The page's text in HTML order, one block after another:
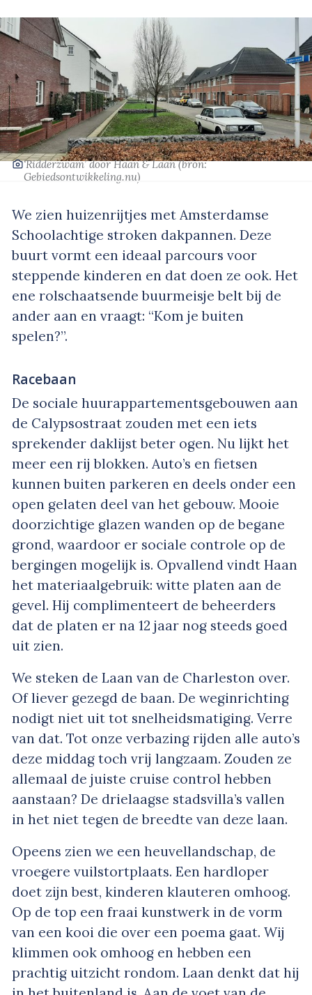
‘Ridderzwam’door Haan & Laan(bron:
Gebiedsontwikkeling.nu)
We zien huizenrijtjes met Amsterdamse
Schoolachtige stroken dakpannen. Deze
buurt vormt een ideaal parcours voor
steppende kinderen en dat doen ze ook. Het
ene rolschaatsende buurmeisje belt bij de
ander aan en vraagt: “Kom je buiten
spelen?”.
Racebaan
De sociale huurappartementsgebouwen aan
de Calypsostraat zouden met een iets
sprekender daklijst beter ogen. Nu lijkt het
meer een rij blokken. Auto’s en fietsen
kunnen buiten parkeren en deels onder een
open gelaten deel van het gebouw. Mooie
doorzichtige glazen wanden op de begane
grond, waardoor er sociale controle op de
bergingen mogelijk is. Opvallend vindt Haan
het materiaalgebruik: witte platen aan de
gevel. Hij complimenteert de beheerders
dat de platen er na 12 jaar nog steeds goed
uit zien.
We steken de Laan van de Charleston over.
Of liever gezegd de baan. De weginrichting
nodigt niet uit tot snelheidsmatiging. Verre
van dat. Tot onze verbazing rijden alle auto’s
deze middag toch vrij langzaam. Zouden ze
allemaal de juiste cruise control hebben
aanstaan? De drielaagse stadsvilla’s vallen
in het niet tegen de breedte van deze laan.
Opeens zien we een heuvellandschap, de
vroegere vuilstortplaats. Een hardloper
doet zijn best, kinderen klauteren omhoog.
Op de top een fraai kunstwerk in de vorm
van een kooi die over een poema gaat. Wij
klimmen ook omhoog en hebben een
prachtig uitzicht rondom. Laan denkt dat hij